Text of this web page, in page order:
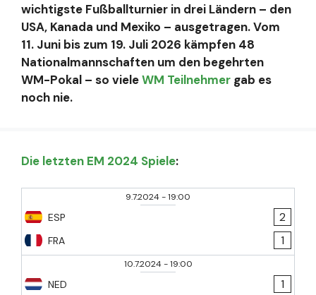
wichtigste Fußballturnier in drei Ländern – den
USA, Kanada und Mexiko – ausgetragen. Vom
11. Juni bis zum 19. Juli 2026 kämpfen 48
Nationalmannschaften um den begehrten
WM-Pokal – so vieleWM Teilnehmer gab es
noch nie.
Die letzten EM 2024 Spiele:
9.7.2024-19:00
ESP
FRA
2
1
10.7.2024-19:00
NED
1